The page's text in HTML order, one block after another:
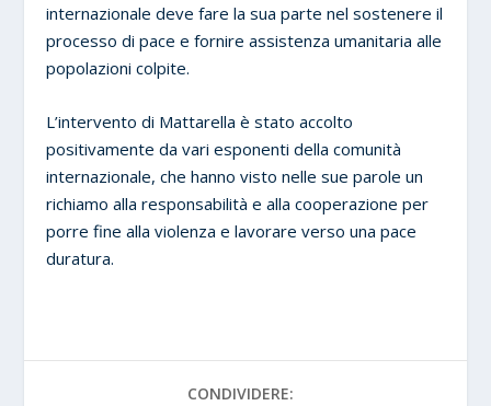
internazionale deve fare la sua parte nel sostenere il
processo di pace e fornire assistenza umanitaria alle
popolazioni colpite.
L’intervento di Mattarella è stato accolto
positivamente da vari esponenti della comunità
internazionale, che hanno visto nelle sue parole un
richiamo alla responsabilità e alla cooperazione per
porre fine alla violenza e lavorare verso una pace
duratura.
CONDIVIDERE: